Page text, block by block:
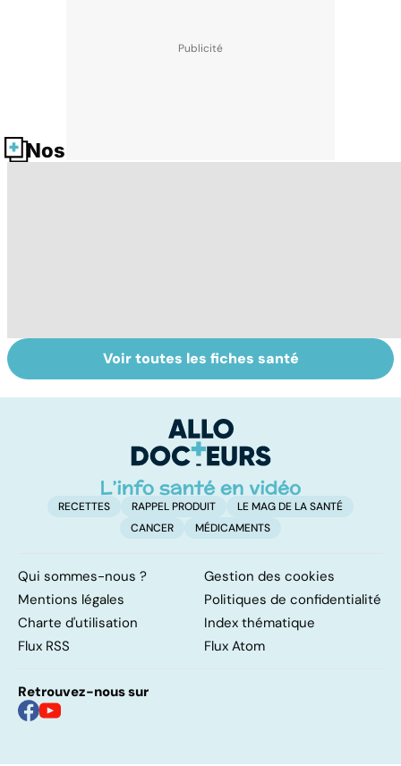
Nos fiches santé
Comment tenir
ses bonnes
Grand froid : nos
conseils
Voir toutes les fiches santé
RECETTES RAPPEL PRODUIT
LE MAG DE LA SANTÉ
CANCER
MÉDICAMENTS
Qui sommes-nous ?
Gestion des cookies
Mentions légales
Politiques de confidentialité
Charte d'utilisation
Index thématique
Flux RSS
Flux Atom
Retrouvez-nous sur